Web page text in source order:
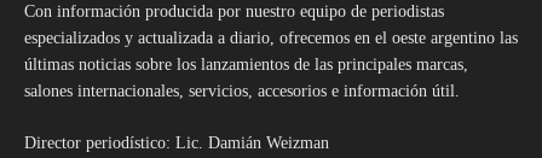
Con información producida por nuestro equipo de periodistas
especializados y actualizada a diario, ofrecemos en el oeste argentino las
últimas noticias sobre los lanzamientos de las principales marcas,
salones internacionales, servicios, accesorios e información útil.
Director periodístico: Lic. Damián Weizman